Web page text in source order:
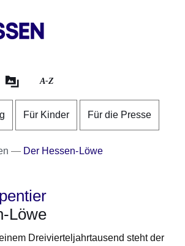
A-Z
Für Kinder Für die Presse
Der Hessen-Löwe
Löwe
Dreivierteljahrtausend steht der